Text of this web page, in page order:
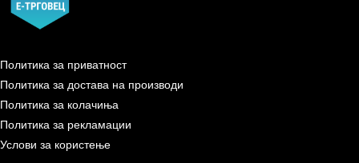
Политика за приватност
Политика за достава на производи
Политика за колачиња
Политика за рекламации
Услови за користење